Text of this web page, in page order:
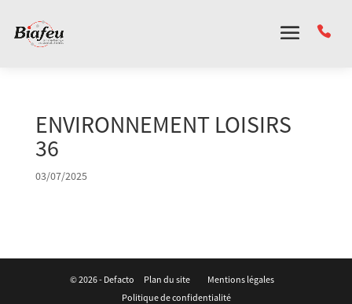
ENVIRONNEMENT LOISIRS
36
03/07/2025
© 2026 - Defacto Plan du site
Mentions légales
Politique de confidentialité